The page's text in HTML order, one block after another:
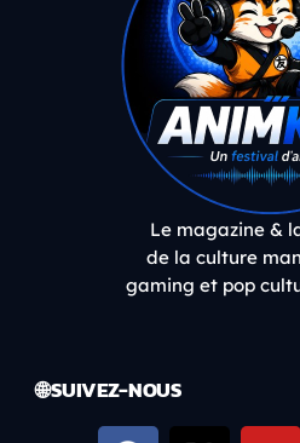
Le magazine &
de la culture
gaming et pop
🌐 SUIVEZ-NOUS